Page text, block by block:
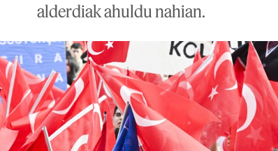
alderdiak ahuldu nahian.